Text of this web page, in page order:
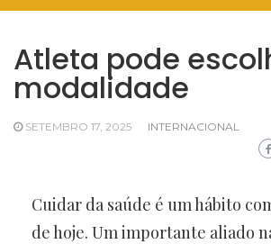
Atleta pode
modalidade
SETEMBRO 17, 2025 INTERNACIONAL
Cuidar da saúde é um hábito
de hoje. Um importante aliado